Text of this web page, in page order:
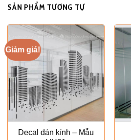
SẢN PHẨM TƯƠNG TỰ
Giảm giá!
Decal dán kính – Mẫu